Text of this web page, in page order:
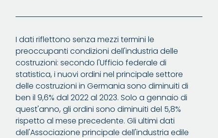
I dati riflettono senza mezzi termini le
preoccupanti condizioni dell'industria delle
costruzioni: secondo l'Ufficio federale di
statistica, i nuovi ordini nel principale settore
delle costruzioni in Germania sono diminuiti di
ben il 9,6% dal 2022 al 2023. Solo a gennaio di
quest'anno, gli ordini sono diminuiti del 5,8%
rispetto al mese precedente. Gli ultimi dati
dell'Associazione principale dell'industria edile